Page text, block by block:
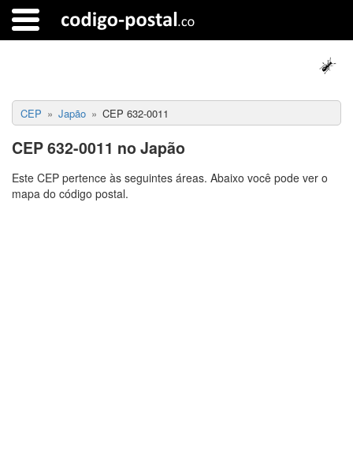
CEP Japão CEP 632-0011
CEP 632-0011 no Japão
Este CEP pertence às seguintes áreas. Abaixo você pode ver o
mapa do código postal.